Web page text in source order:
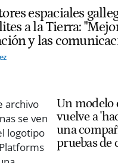
espaciales
a la Tierra:
y las
Un modelo
vuelve a
una
pruebas de